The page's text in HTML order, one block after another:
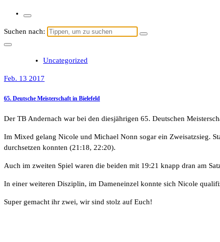
Suchen nach:
Uncategorized
Feb. 13 2017
65. Deutsche Meisterschaft in Bielefeld
Der TB Andernach war bei den diesjährigen 65. Deutschen
Im Mixed gelang Nicole und Michael Nonn sogar ein Zweisatzsieg.
durchsetzen konnten (21:18, 22:20).
Auch im zweiten Spiel waren die beiden mit 19:21 knapp dran am
In einer weiteren Disziplin, im Dameneinzel konnte sich Nicole
Super gemacht ihr zwei, wir sind stolz auf Euch!